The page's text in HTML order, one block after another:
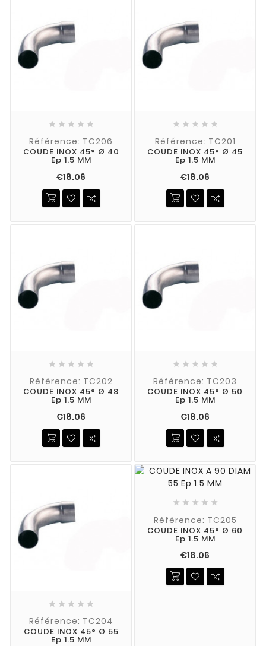
    
Référence: TC206
COUDE INOX 45° Ø 40
Ep 1.5 MM
€18.06
    
Référence: TC201
COUDE INOX 45° Ø 45
Ep 1.5 MM
€18.06
    
Référence: TC202
COUDE INOX 45° Ø 48
Ep 1.5 MM
€18.06
    
Référence: TC203
COUDE INOX 45° Ø 50
Ep 1.5 MM
€18.06
    
Référence: TC204
COUDE INOX 45° Ø 55
Ep 1.5 MM
    
Référence: TC205
COUDE INOX 45° Ø 60
Ep 1.5 MM
€18.06